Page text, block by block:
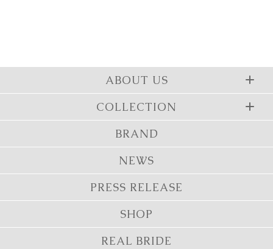
ABOUT US
COLLECTION
BRAND
NEWS
PRESS RELEASE
SHOP
REAL BRIDE